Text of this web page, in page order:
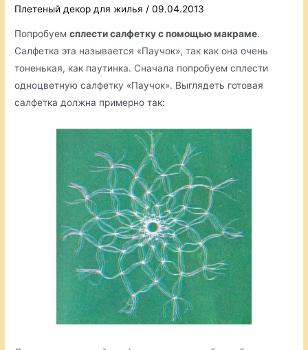
Плетеный декор для жилья /09.04.2013
Попробуемсплести салфетку с помощью макраме.
Салфетка эта называется «Паучок», так как она очень
тоненькая, как паутинка. Сначала попробуем сплести
одноцветную салфетку «Паучок». Выглядеть готовая
салфетка должна примерно так: